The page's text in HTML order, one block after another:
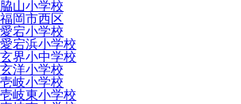
脇山小学校
福岡市西区
愛宕小学校
愛宕浜小学校
玄界小中学校
玄洋小学校
壱岐小学校
壱岐東小学校